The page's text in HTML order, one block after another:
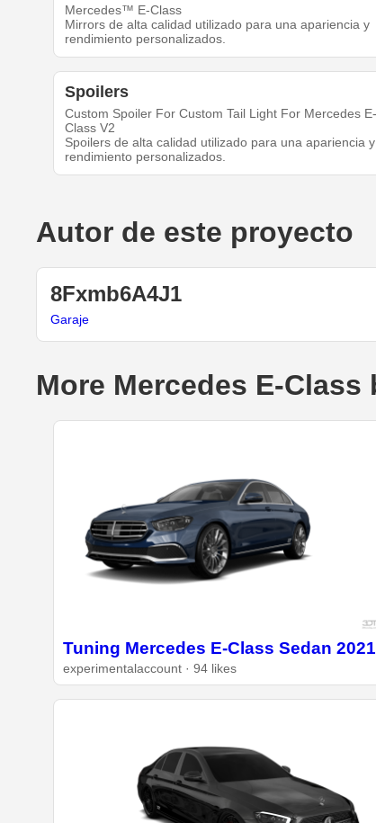
Mercedes™ E-Class
Mirrors de alta calidad utilizado para una apariencia y
rendimiento personalizados.
Spoilers
Custom Spoiler For Custom Tail Light For Mercedes E-
Class V2
Spoilers de alta calidad utilizado para una apariencia y
rendimiento personalizados.
Autor de este proyecto
8Fxmb6A4J1
Garaje
More Mercedes E-Class
Tuning Mercedes E-Class Sedan 2021
experimentalaccount · 94 likes